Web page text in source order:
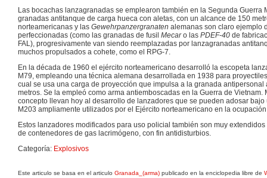
Las bocachas lanzagranadas se emplearon también en la Segunda Guerra
granadas antitanque de carga hueca con aletas, con un alcance de 150
norteamericanas y las Gewehrpanzergranaten alemanas son claro ejemplo
perfeccionadas (como las granadas de fusil Mecaro las PDEF-40 de
FAL), progresivamente van siendo reemplazadas por lanzagranadas
muchos propulsados a cohete, como el RPG-7.
En la década de 1960 el ejército norteamericano desarrolló la escopeta
M79, empleando una técnica alemana desarrollada en 1938 para
cual se usa una carga de proyección que impulsa a la granada antipersonal
metros. Se la empleó como arma antiemboscadas en la Guerra de Vietnam.
concepto llevan hoy al desarrollo de lanzadores que se pueden adosar bajo
M203 ampliamente utilizados por el Ejército norteamericano en la
Estos lanzadores modificados para uso policial también son muy
de contenedores de gas lacrimógeno, con fin antidisturbios.
Categoría: Explosivos
Este articulo se basa en el articulo Granada_(arma) publicado en la enciclopedia libre de